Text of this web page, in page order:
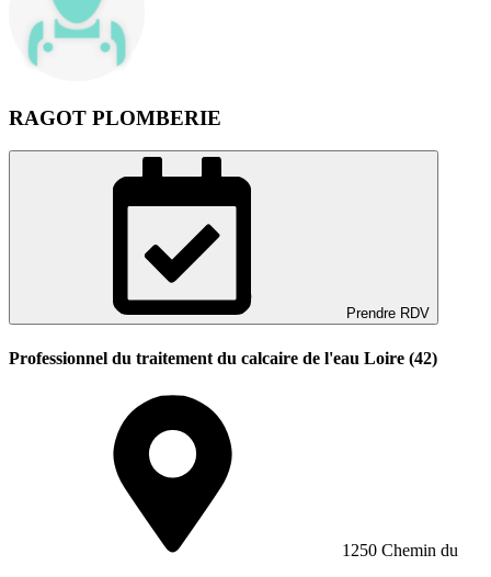
RAGOT PLOMBERIE
Prendre RDV
Professionnel du traitement du calcaire de l'eau Loire (42)
1250 Chemin du